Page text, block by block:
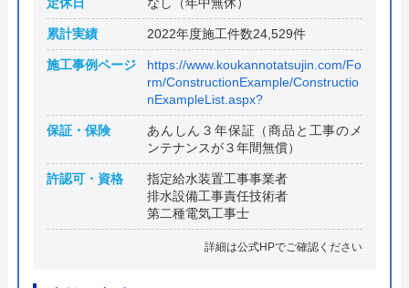
定休日 なし（年中無休）
累計実績 2022年度施工件数24,529件
施工事例ページ
https://www.koukannotatsujin.com/Fo
rm/ConstructionExample/Constructio
nExampleList.aspx?
保証・保険
あんしん３年保証（商品と工事のメ
ンテナンスが３年間無償）
許認可・資格
指定給水装置工事事業者
排水設備工事責任技術者
第二種電気工事士
詳細は公式HPでご確認ください